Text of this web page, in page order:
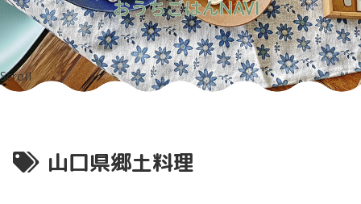
Scroll
山口県郷土料理